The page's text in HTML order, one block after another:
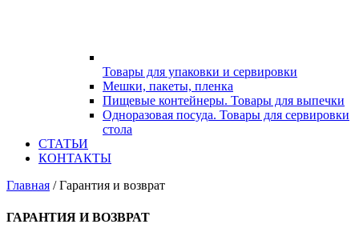
Товары для упаковки и сервировки
МенюМешки, пакеты, пленка
Пищевые контейнеры. Товары для выпечки
Одноразовая посуда. Товары для сервировки
стола
СТАТЬИ
КОНТАКТЫ
Главная / Гарантия и возврат
ГАРАНТИЯ И ВОЗВРАТ